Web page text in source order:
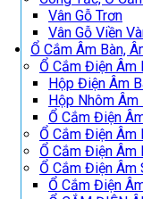
Vân Gỗ Trơn
Vân Gỗ Viền
Ổ Cắm Âm Bàn,
Ổ Cắm Điện Âm
Hộp Điện Âm
Hộp Nhôm Âm
Ổ Cắm Điện
Ổ Cắm Điện Âm
Ổ Cắm Điện Âm
Ổ Cắm Điện Âm
Ổ Cắm Điện